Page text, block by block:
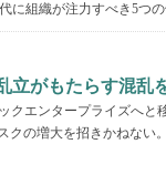
組織が注力すべき5つの
立がもたらす混乱
クエンタープライズへと
の増大を招きかねない